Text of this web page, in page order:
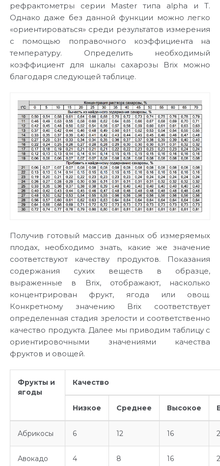
рефрактометры серии Master типа alpha и T.
Однако даже без данной функции можно легко
«ориентироваться» среди результатов измерения
с помощью поправочного коэффициента на
температуру. Определить необходимый
коэффициент для шкалы сахарозы Brix можно
благодаря следующей таблице.
Получив готовый массив данных об измеряемых
плодах, необходимо знать, какие же значение
соответствуют качеству продуктов. Показания
содержания сухих веществ в образце,
выраженные в Brix, отображают, насколько
концентрирован фрукт, ягода или овощ.
Конкретному значению Brix соответствует
определенная стадия зрелости и соответственно
качество продукта. Далее мы приводим таблицу с
ориентировочными значениями качества
фруктов и овощей.
Фрукты и
ягоды
Качество
Низкое Среднее Высокое
Абрикосы 6 12 16
Авокадо 4 8 16